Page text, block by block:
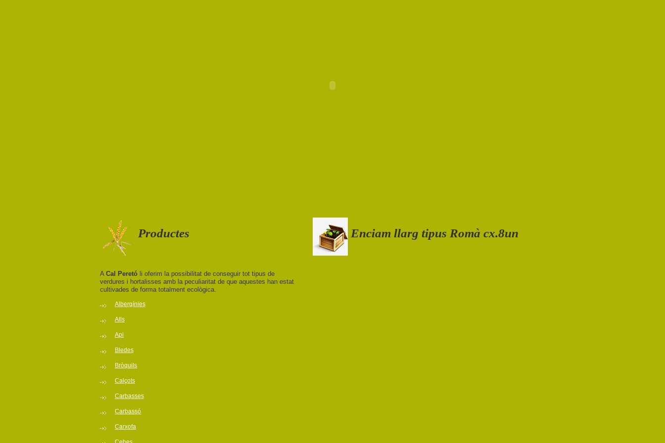
Productes
A Cal Peretó li oferim la possibilitat de conseguir tot tipus de
verdures i hortalisses amb la peculiaritat de que aquestes han estat
cultivades de forma totalment ecològica.
Albergínies
Alls
Api
Bledes
Bròquils
Calçots
Carbasses
Carbassó
Carxofa
Enciam llarg tipus Romà cx.8un